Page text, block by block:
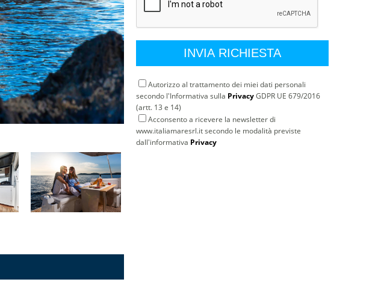
Autorizzo al trattamento dei miei dati personali
secondo l'Informativa sulla PrivacyGDPR UE 679/2016
(artt. 13 e 14)
Acconsento a ricevere la newsletter di
www.italiamaresrl.it secondo le modalità previste
dall'informativa Privacy